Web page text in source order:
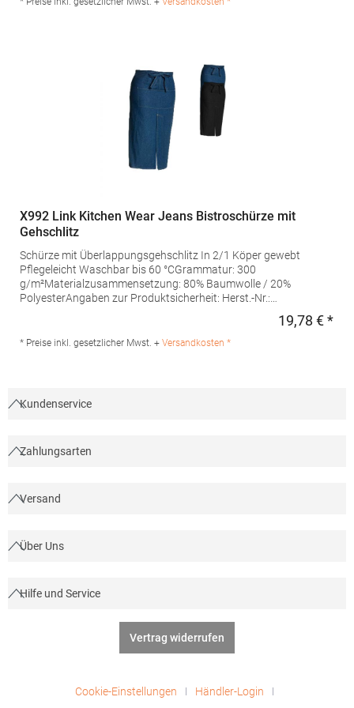
X992 Link Kitchen Wear Jeans Bistroschürze mit
Gehschlitz
Schürze mit Überlappungsgehschlitz In 2/1 Köper gewebt
Pflegeleicht Waschbar bis 60 °CGrammatur: 300
g/m²Materialzusammensetzung: 80% Baumwolle / 20%
PolyesterAngaben zur Produktsicherheit: Herst.-Nr.:
Deventerstraat 4 7575EM Oldenzaal Niederlande E-Mail:
info@halink.nl
19,78 € *
* Preise inkl. gesetzlicher Mwst. + Versandkosten *
Kundenservice
Zahlungsarten
Versand
Über Uns
Hilfe und Service
Vertrag widerrufen
Cookie-Einstellungen Händler-Login